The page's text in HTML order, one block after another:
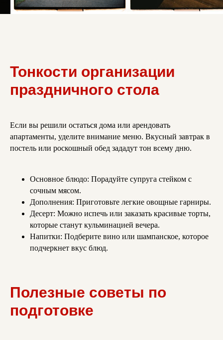
Тонкости организации
праздничного стола
Если вы решили остаться дома или арендовать
апартаменты, уделите внимание меню. Вкусный завтрак в
постель или роскошный обед зададут тон всему дню.
Основное блюдо: Порадуйте супруга стейком с
сочным мясом.
Дополнения: Приготовьте легкие овощные гарниры.
Десерт: Можно испечь или заказать красивые торты,
которые станут кульминацией вечера.
Напитки: Подберите вино или шампанское, которое
подчеркнет вкус блюд.
Полезные советы по
подготовке